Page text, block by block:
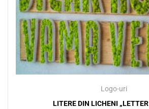
Logo-uri
LITERE DIN LICHENI